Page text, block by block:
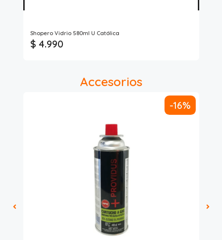
Shopero Vidrio 580ml U Católica
$ 4.990
Accesorios
-16%